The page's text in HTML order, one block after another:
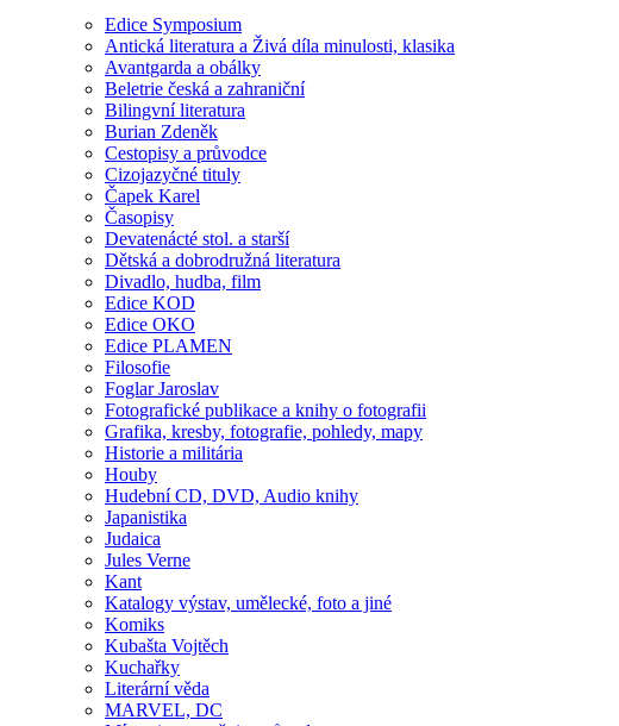
Edice Symposium
Antická literatura a Živá díla minulosti, klasika
Avantgarda a obálky
Beletrie česká a zahraniční
Bilingvní literatura
Burian Zdeněk
Cestopisy a průvodce
Cizojazyčné tituly
Čapek Karel
Časopisy
Devatenácté stol. a starší
Dětská a dobrodružná literatura
Divadlo, hudba, film
Edice KOD
Edice OKO
Edice PLAMEN
Filosofie
Foglar Jaroslav
Fotografické publikace a knihy o fotografii
Grafika, kresby, fotografie, pohledy, mapy
Historie a militária
Houby
Hudební CD, DVD, Audio knihy
Japanistika
Judaica
Jules Verne
Kant
Katalogy výstav, umělecké, foto a jiné
Komiks
Kubašta Vojtěch
Kuchařky
Literární věda
MARVEL, DC